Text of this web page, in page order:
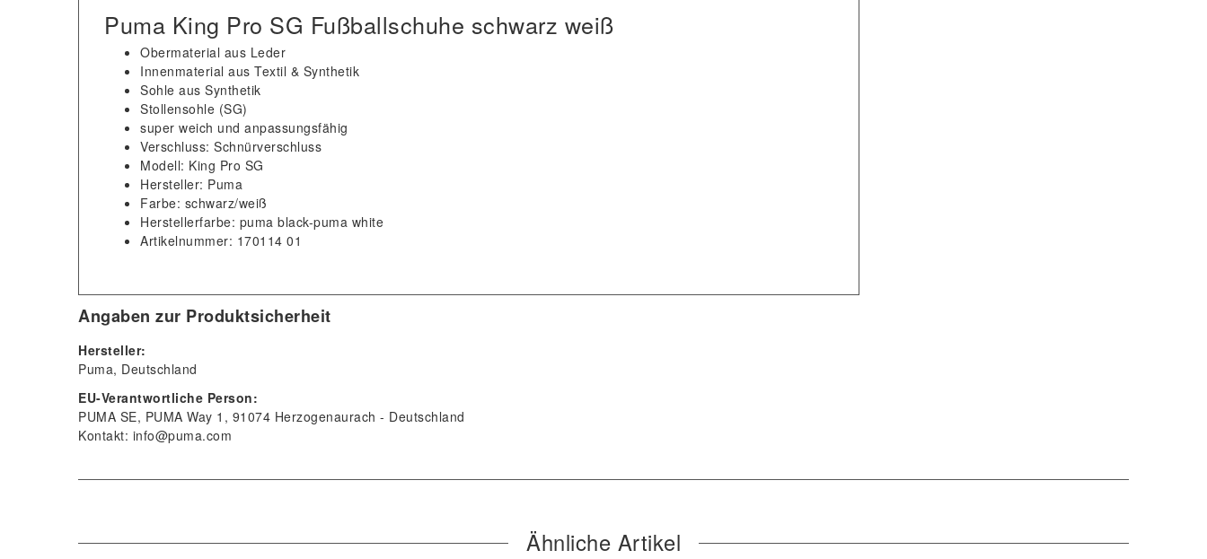
Puma King Pro SG Fußballschuhe schwarz weiß
Obermaterial aus Leder
Innenmaterial aus Textil & Synthetik
Sohle aus Synthetik
Stollensohle (SG)
super weich und anpassungsfähig
Verschluss: Schnürverschluss
Modell: King Pro SG
Hersteller: Puma
Farbe: schwarz/weiß
Herstellerfarbe: puma black-puma white
Artikelnummer: 170114 01
Angaben zur Produktsicherheit
Hersteller:
Puma Deutschland
EU-Verantwortliche Person:
PUMA SE PUMA Way 1 91074 Herzogenaurach
Deutschland
Kontakt: info@puma.com
Ähnliche Artikel